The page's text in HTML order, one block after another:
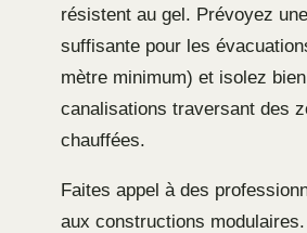
résistent au gel. Prévoyez
suffisante pour les
mètre minimum) et isolez
canalisations traversant des
chauffées.
Faites appel à des
aux constructions